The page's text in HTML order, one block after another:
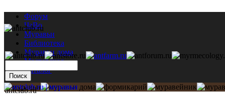
Форум
ЧаВо
Муравьи
Библиотека
Муравьи дома
Мастерская
Каталог
antclub.ru